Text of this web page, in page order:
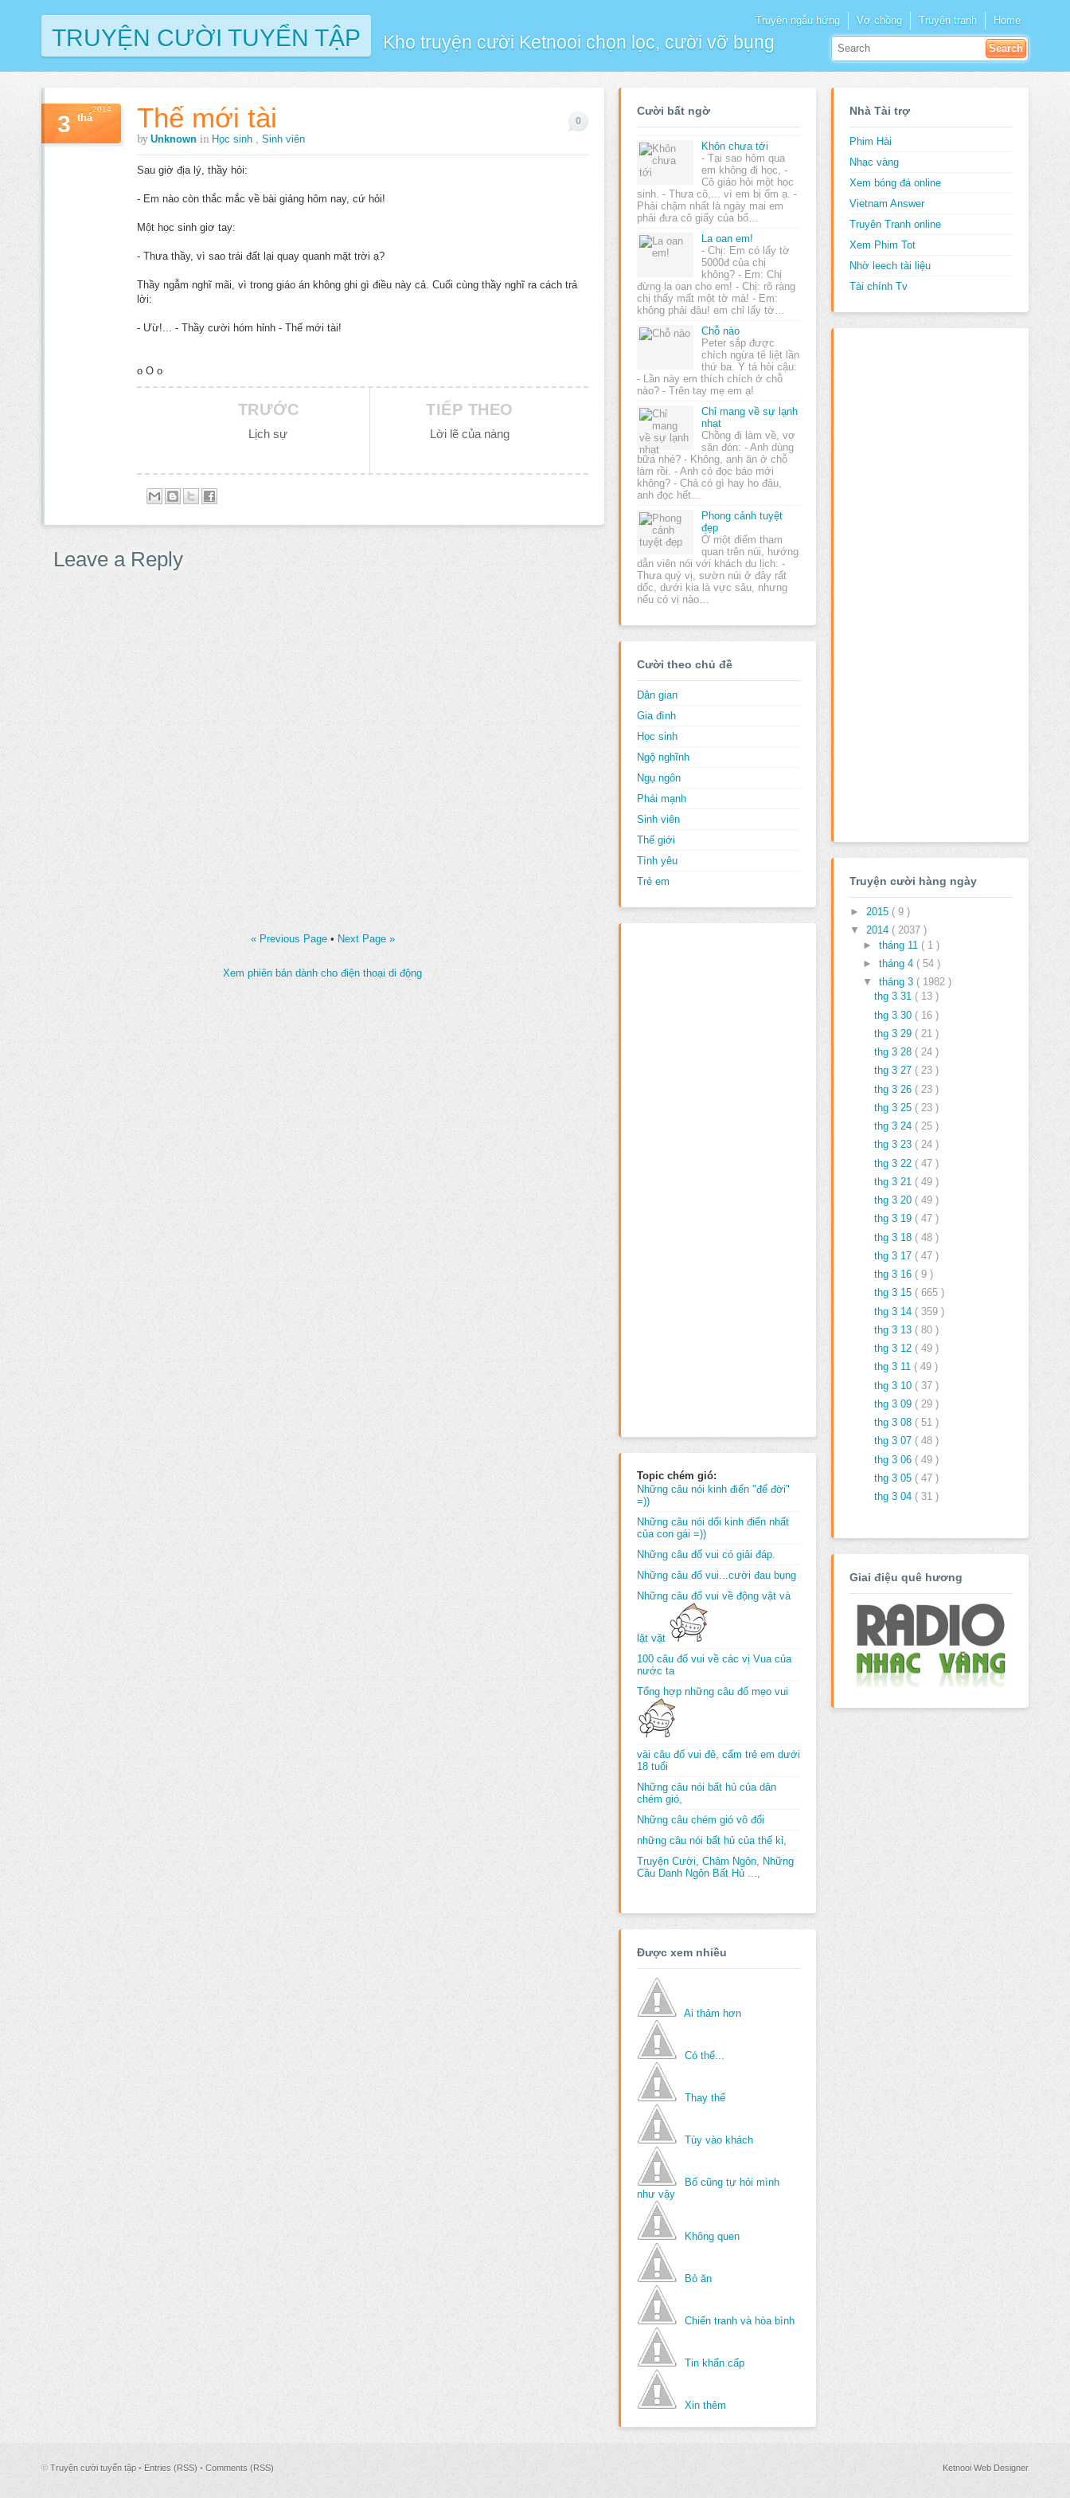
TRUYỆN CƯỜI TUYỂN TẬP Kho truyện cười Ketnooi chọn lọc, cười vỡ bụng
Truyện ngẫu hứng Vợ chồng Truyện tranh Home
Thế mới tài
by Unknown in Học sinh , Sinh viên
3 thá
2014
0
Sau giờ địa lý, thầy hỏi:
- Em nào còn thắc mắc về bài giảng hôm nay, cứ hỏi!
Một học sinh giơ tay:
- Thưa thầy, vì sao trái đất lại quay quanh mặt trời ạ?
Thầy ngẫm nghĩ mãi, vì trong giáo án không ghi gì điều này cả. Cuối cùng thầy nghĩ ra cách trả
lời:
- Ưừ!... - Thầy cười hóm hỉnh - Thế mới tài!
o O o
TIẾP THEO
Lời lẽ của nàng
TRƯỚC
Lịch sự
Leave a Reply
« Previous Page • Next Page »
Xem phiên bản dành cho điện thoại di động
Cười bất ngờ
Khôn chưa tới
- Tại sao hôm qua
em không đi học, -
Cô giáo hỏi một học
sinh. - Thưa cô,... vì em bị ốm ạ. -
Phải chậm nhất là ngày mai em
phải đưa cô giấy của bố…
La oan em!
- Chị: Em có lấy tờ
5000đ của chị
không? - Em: Chị
đừng la oan cho em! - Chị: rõ ràng
chị thấy mất một tờ mà! - Em:
không phải đâu! em chỉ lấy tờ…
Chỗ nào
Peter sắp được
chích ngừa tê liệt lần
thứ ba. Y tá hỏi cậu:
- Lần này em thích chích ở chỗ
nào? - Trên tay mẹ em ạ!
Chỉ mang về sự lạnh
nhạt
Chồng đi làm về, vợ
săn đón: - Anh dùng
bữa nhé? - Không, anh ăn ở chỗ
làm rồi. - Anh có đọc báo mới
không? - Chả có gì hay ho đâu,
anh đọc hết…
Phong cảnh tuyệt
đẹp
Ở một điểm tham
quan trên núi, hướng
dẫn viên nói với khách du lịch: -
Thưa quý vị, sườn núi ở đây rất
dốc, dưới kia là vực sâu, nhưng
nếu có vị nào…
Cười theo chủ đề
Dân gian
Gia đình
Học sinh
Ngộ nghĩnh
Ngụ ngôn
Phái mạnh
Sinh viên
Thế giới
Tình yêu
Trẻ em
Topic chém gió:
Những câu nói kinh điển "để đời"
=))
Những câu nói dối kinh điển nhất
của con gái =))
Những câu đố vui có giải đáp.
Những câu đố vui...cười đau bụng
Những câu đố vui về động vật và
lặt vặt
100 câu đố vui về các vị Vua của
nước ta
Tổng hợp những câu đố mẹo vui
vài câu đố vui đê, cấm trẻ em dưới
18 tuổi
Những câu nói bất hủ của dân
chém gió,
Những câu chém gió vô đối
những câu nói bất hủ của thế kỉ,
Truyện Cười, Châm Ngôn, Những
Câu Danh Ngôn Bất Hủ ...,
Được xem nhiều
Ai thảm hơn
Có thể...
Thay thế
Tùy vào khách
Bố cũng tự hỏi mình
như vậy
Không quen
Bỏ ăn
Chiến tranh và hòa bình
Tin khẩn cấp
Xin thêm
Nhà Tài trợ
Phim Hài
Nhạc vàng
Xem bóng đá online
Vietnam Answer
Truyên Tranh online
Xem Phim Tot
Nhờ leech tài liệu
Tài chính Tv
Truyện cười hàng ngày
► 2015 ( 9 )
▼ 2014 ( 2037 )
► tháng 11 ( 1 )
► tháng 4 ( 54 )
▼ tháng 3 ( 1982 )
thg 3 31 ( 13 )
thg 3 30 ( 16 )
thg 3 29 ( 21 )
thg 3 28 ( 24 )
thg 3 27 ( 23 )
thg 3 26 ( 23 )
thg 3 25 ( 23 )
thg 3 24 ( 25 )
thg 3 23 ( 24 )
thg 3 22 ( 47 )
thg 3 21 ( 49 )
thg 3 20 ( 49 )
thg 3 19 ( 47 )
thg 3 18 ( 48 )
thg 3 17 ( 47 )
thg 3 16 ( 9 )
thg 3 15 ( 665 )
thg 3 14 ( 359 )
thg 3 13 ( 80 )
thg 3 12 ( 49 )
thg 3 11 ( 49 )
thg 3 10 ( 37 )
thg 3 09 ( 29 )
thg 3 08 ( 51 )
thg 3 07 ( 48 )
thg 3 06 ( 49 )
thg 3 05 ( 47 )
thg 3 04 ( 31 )
Giai điệu quê hương
© Truyện cười tuyển tập • Entries (RSS) • Comments (RSS) Ketnooi Web Designer